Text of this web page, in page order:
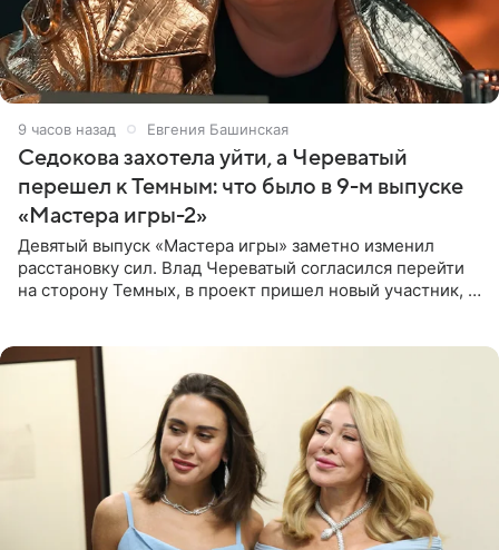
9 часов назад Евгения Башинская
Седокова захотела уйти, а Череватый
перешел к Темным: что было в 9-м выпуске
«Мастера игры-2»
Девятый выпуск «Мастера игры» заметно изменил
расстановку сил. Влад Череватый согласился перейти
на сторону Темных, в проект пришел новый участник, а